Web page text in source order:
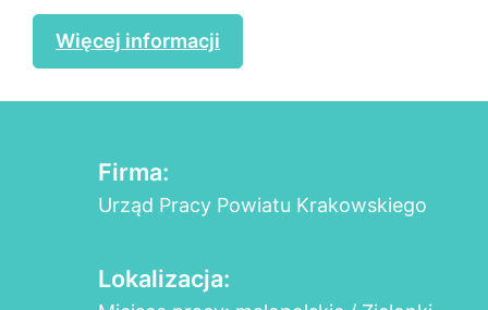
Więcej informacji
Firma:
Urząd Pracy Powiatu Krakowskiego
Lokalizacja: